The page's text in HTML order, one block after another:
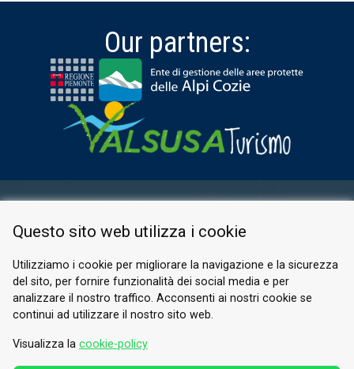
Our partners:
PRIVACY POLICY
© 2026 Valle di Susa
Tesori di Arte e Cultura Alpina
Tel.
Email.info@vallesusa-tesori.it
Questo sito web utilizza i cookie
Utilizziamo i cookie per migliorare la navigazione e la sicurezza
del sito, per fornire funzionalità dei social media e per
analizzare il nostro traffico. Acconsenti ai nostri cookie se
continui ad utilizzare il nostro sito web.
Visualizza la cookie-policy